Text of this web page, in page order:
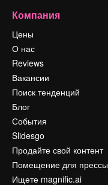
Компания
Цены
О нас
Reviews
Вакансии
Поиск тенденций
Блог
События
Slidesgo
Продайте свой контент
Помещение для прессы
Ищете magnific.ai